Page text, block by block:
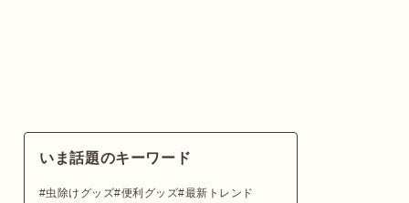
いま話題のキーワード
虫除けグッズ 便利グッズ 最新トレンド